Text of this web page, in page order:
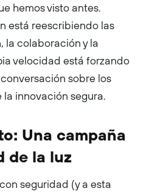
Engineering from
State
hemos visto antes.
está reescribiendo las
la colaboración y la
velocidad está forzando
sobre los
innovación segura.
Una campaña
de la luz
seguridad (y a esta